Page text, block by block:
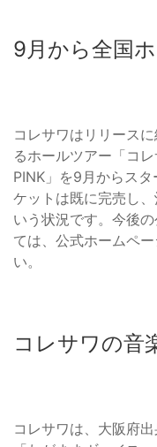
9月から全国
コレサワはリリース
るホールツアー「コ
PINK」を9月からス
ケットは既に完売し
いう状況です。今後
ては、公式ホームペ
い。
コレサワの音
コレサワは、大阪府